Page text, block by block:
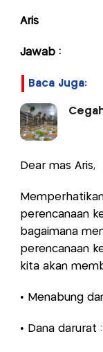
Aris
Jawab :
Baca Juga:
Dear mas Aris,
perencanaan
bagaimana
perencanaan
kita akan
• Menabung
• Dana darurat :